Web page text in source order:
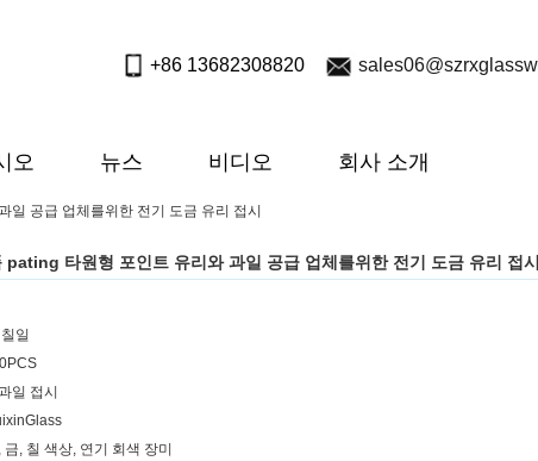
+86 13682308820
오 뉴스 비디오 회사 소개
공급 업체를위한 전기 도금 유리 접시
pating 타원형 포인트 유리와 과일 공급 업체를위한 전기 도금 유리 접시
일
일 접시
, 칠 색상, 연기 회색 장미